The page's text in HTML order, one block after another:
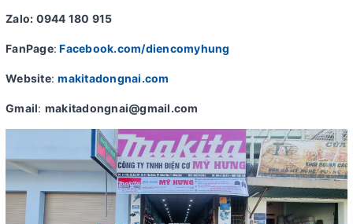
Zalo: 0944 180 915
FanPage: Facebook.com/diencomyhung
Website:makitadongnai.com
Gmail: makitadongnai@gmail.com